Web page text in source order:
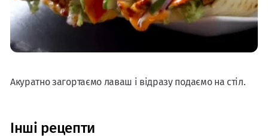
Акуратно загортаємо лаваш і відразу подаємо на стіл.
Інші рецепти